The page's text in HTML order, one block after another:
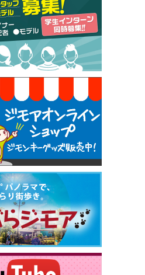
】まつ毛カール 3,850円→ 2,7
プルミエール））
ス（餃子酒場たっちゃん 西